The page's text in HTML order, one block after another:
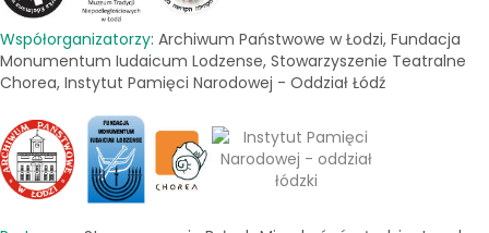
Współorganizatorzy: Archiwum Państwowe w Łodzi, Fundacja
Monumentum Iudaicum Lodzense, Stowarzyszenie Teatralne
Chorea, Instytut Pamięci Narodowej - Oddział Łódź